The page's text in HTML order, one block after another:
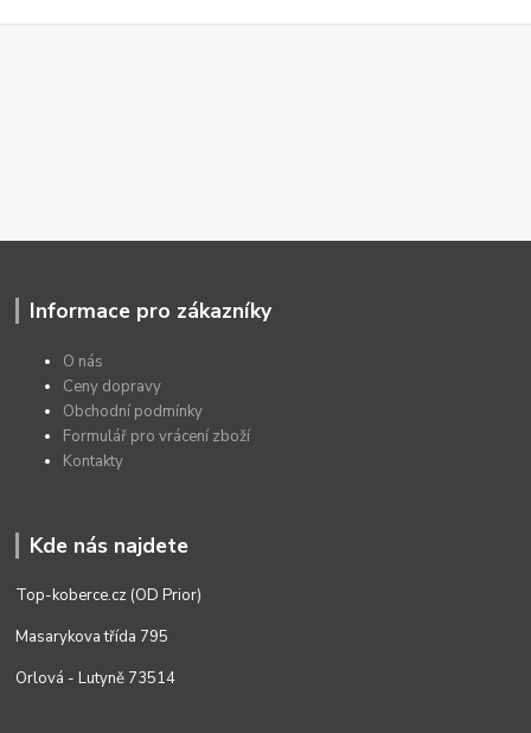
Informace pro zákazníky
O nás
Ceny dopravy
Obchodní podmínky
Formulář pro vrácení zboží
Kontakty
Kde nás najdete
Top-koberce.cz (OD Prior)
Masarykova třída 795
Orlová - Lutyně 73514